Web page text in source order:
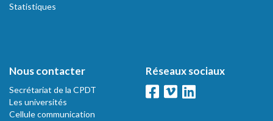
Statistiques
Nous contacter
Secrétariat de la CPDT
Les universités
Cellule communication
Réseaux sociaux